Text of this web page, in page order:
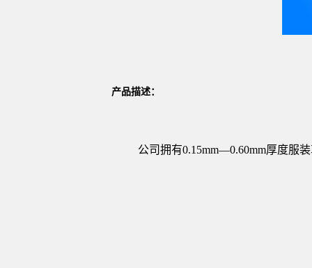
产品描述：
公司拥有0.15mm—0.60mm厚度服